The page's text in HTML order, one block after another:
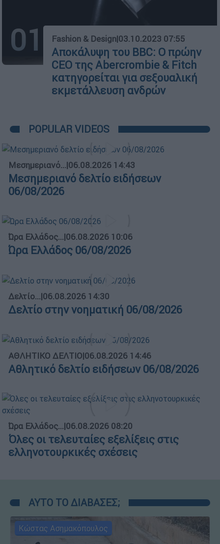
01 Fashion & Design|03.10.2023 07:55
Αποκάλυψη του ΒΒC: Ο πρώην
CEO της Abercrombie & Fitch
κατηγορείται για σεξουαλική
εκμετάλλευση ανδρών
POPULAR VIDEOS
Μεσημεριανό...|06.08.2026 14:43
Μεσημεριανό δελτίο ειδήσεων
06/08/2026
Ώρα Ελλάδος...|06.08.2026 10:06
Ώρα Ελλάδος 06/08/2026
Δελτίο...|06.08.2026 14:30
Δελτίο στην νοηματική 06/08/2026
ΑΘΛΗΤΙΚΟ ΔΕΛΤΙΟ|06.08.2026 14:46
Αθλητικό δελτίο ειδήσεων 06/08/2026
Ώρα Ελλάδος...|06.08.2026 08:20
Όλες οι τελευταίες εξελίξεις στις
ελληνοτουρκικές σχέσεις
ΑΥΤΟ ΤΟ ΔΙΑΒΑΣΕΣ;
Κώστας Ασημακόπουλος